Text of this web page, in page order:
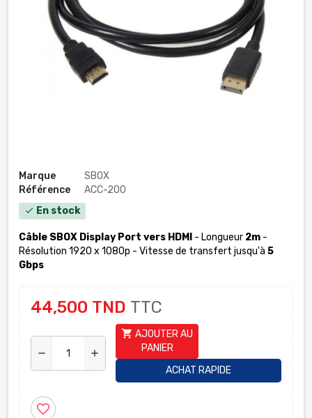
Marque
SBOX
Référence
ACC-200
check En stock
Câble SBOX Display Port vers HDMI - Longueur 2m -
Résolution 1920 x 1080p - Vitesse de transfert jusqu'à 5
Gbps
44,500 TND TTC
remove add
shopping_cart AJOUTER AU
PANIER
ACHAT RAPIDE
favorite_border